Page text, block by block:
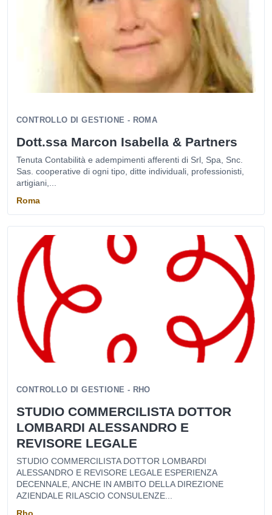
CONTROLLO DI GESTIONE - ROMA
Dott.ssa Marcon Isabella & Partners
Tenuta Contabilità e adempimenti afferenti di Srl, Spa, Snc.
Sas. cooperative di ogni tipo, ditte individuali, professionisti,
artigiani,...
Roma
CONTROLLO DI GESTIONE - RHO
STUDIO COMMERCILISTA DOTTOR
LOMBARDI ALESSANDRO E
REVISORE LEGALE
STUDIO COMMERCILISTA DOTTOR LOMBARDI
ALESSANDRO E REVISORE LEGALE ESPERIENZA
DECENNALE, ANCHE IN AMBITO DELLA DIREZIONE
AZIENDALE RILASCIO CONSULENZE...